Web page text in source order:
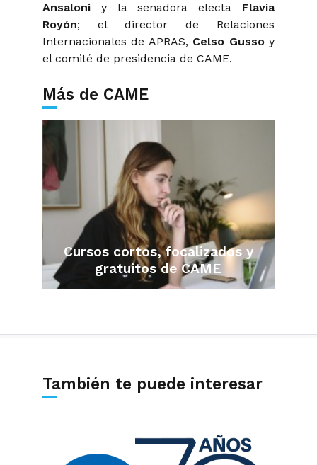
Ansaloniy la senadora electa Flavia
Royón; el director de Relaciones
Internacionales de APRAS, Celso Gussoy
el comité de presidencia de CAME.
Más de CAME
Cursos cortos, focalizados y
gratuitos de CAME
También te puede interesar